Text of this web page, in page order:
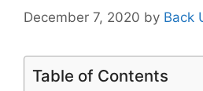
December 7, 2020 by Back
Table of Contents